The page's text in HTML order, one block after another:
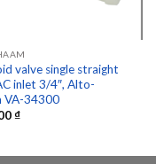
valve single straight
inlet 3/4″, Alto-
VA-34300
₫